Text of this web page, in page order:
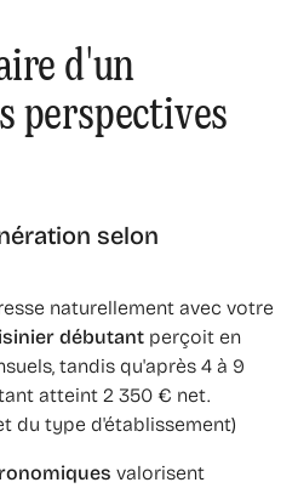
d'un
perspectives
selon
naturellement avec votre
débutant perçoit en
tandis qu'après 4 à 9
atteint 2 350 € net.
du type d'établissement)
valorisent